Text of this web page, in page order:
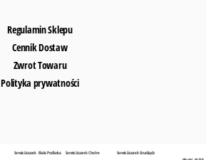
Regulamin Sklepu
Cennik Dostaw
Zwrot Towaru
Polityka prywatności
Serwis Liczarek Biała Podlaska Serwis Liczarek Chełm
Serwis Liczarek Grudziądz